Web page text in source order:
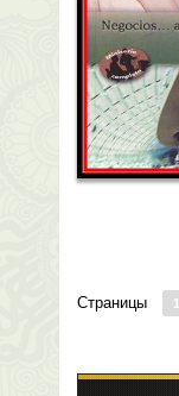
Страницы 1